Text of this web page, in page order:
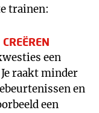
trainen:
een
raakt minder
en
een